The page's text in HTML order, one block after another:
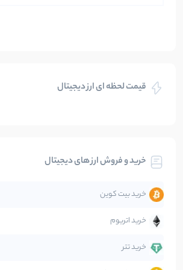
بلاکچین
تحلیل
جهان
دیفای
قیمت لحظه ای ارز دیجیتال
خرید و فروش ارز های دیجیتال
خرید بیت کوین
خرید اتریوم
خرید تتر